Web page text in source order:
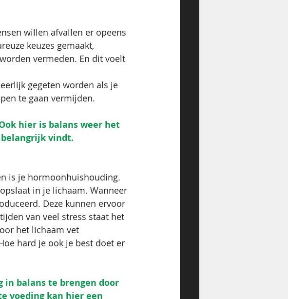
willen afvallen er opeens
keuzes gemaakt,
vermeden. En dit voelt
gegeten worden als je
te gaan vermijden.
hier is balans weer het
vindt.
is je hormoonhuishouding.
in je lichaam. Wanneer
Deze kunnen ervoor
van veel stress staat het
het lichaam vet
hard je ook je best doet er
in balans te brengen door
voeding kan hier een